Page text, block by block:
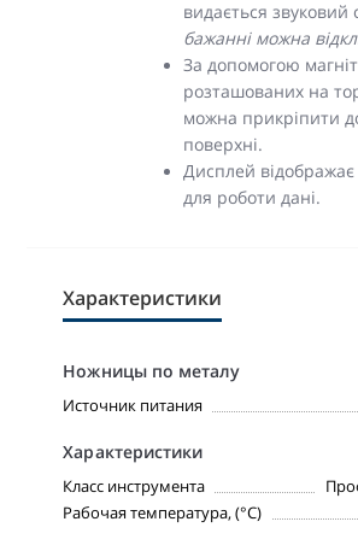
видається звуковий
бажанні можна
За допомогою
розташованих на
можна прикріпити
поверхні.
Дисплей відображає
для роботи дані.
Характеристики
Ножницы по металу
Источник питания
Характеристики
Класс инструмента
Рабочая температура, (°С)